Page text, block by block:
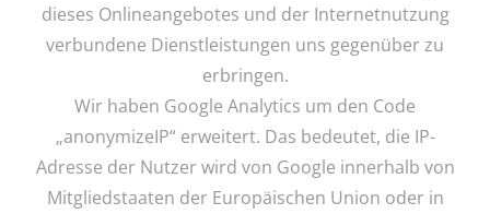
dieses Onlineangebotes und der Internetnutzung
verbundene Dienstleistungen uns gegenüber zu
erbringen.
Wir haben Google Analytics um den Code
„anonymizeIP“ erweitert. Das bedeutet, die IP-
Adresse der Nutzer wird von Google innerhalb von
Mitgliedstaaten der Europäischen Union oder in